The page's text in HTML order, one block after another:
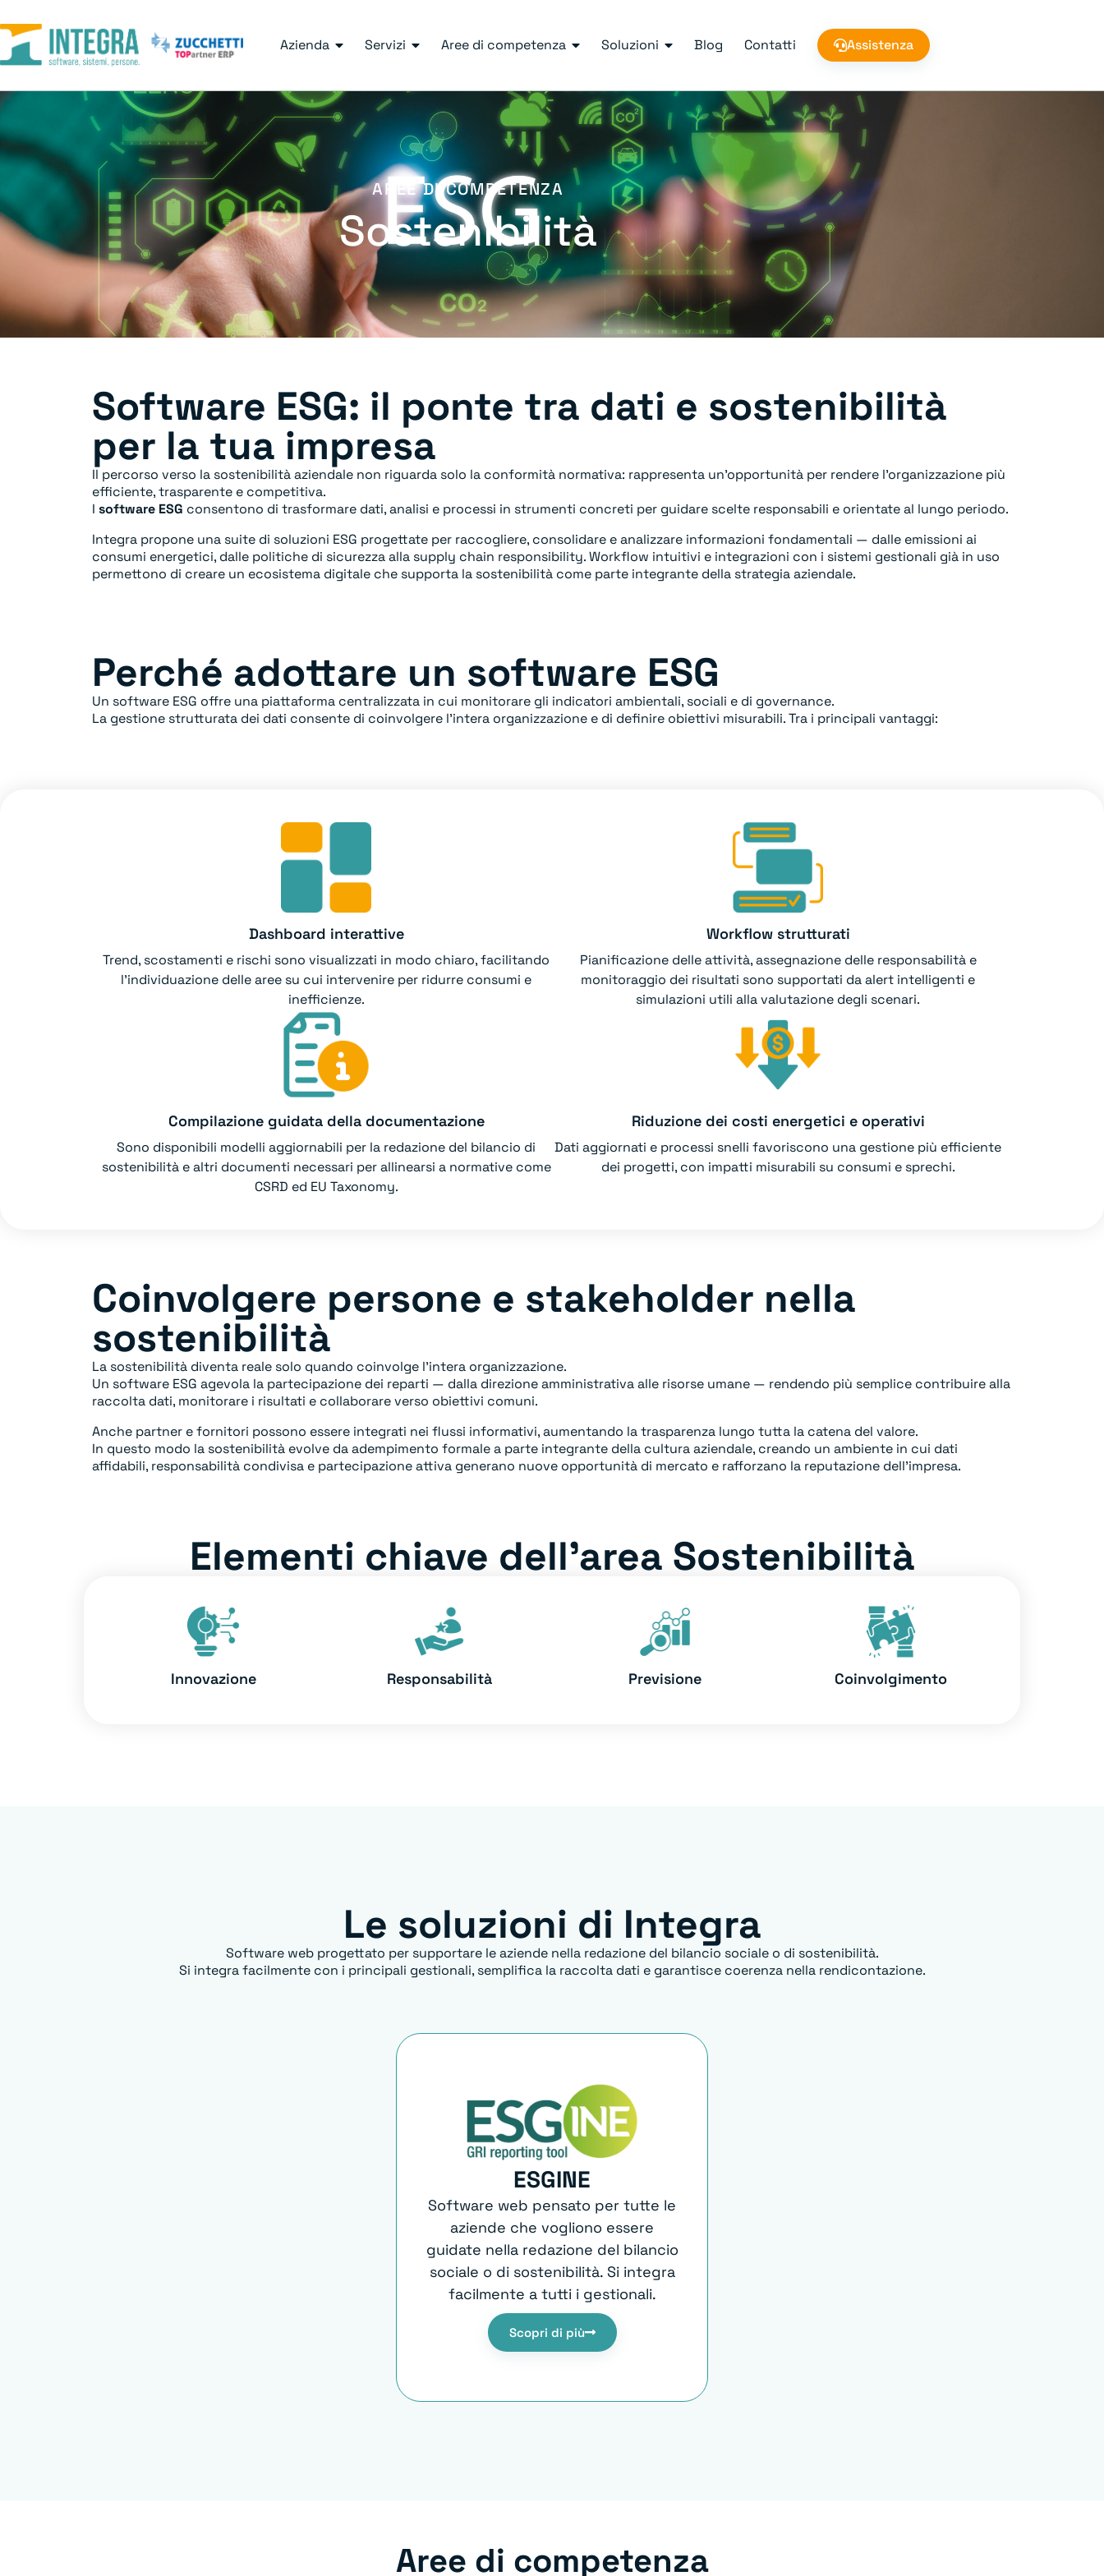
Azienda Servizi Aree di competenza Soluzioni Blog Contatti Assistenza
AREE DI COMPETENZA
Sostenibilità
Software ESG: il ponte tra dati e sostenibilità
per la tua impresa
Il percorso verso la sostenibilità aziendale non riguarda solo la conformità normativa: rappresenta un’opportunità per rendere l’organizzazione più
efficiente, trasparente e competitiva.
I software ESG consentono di trasformare dati, analisi e processi in strumenti concreti per guidare scelte responsabili e orientate al lungo periodo.
Integra propone una suite di soluzioni ESG progettate per raccogliere, consolidare e analizzare informazioni fondamentali — dalle emissioni ai
consumi energetici, dalle politiche di sicurezza alla supply chain responsibility. Workflow intuitivi e integrazioni con i sistemi gestionali già in uso
permettono di creare un ecosistema digitale che supporta la sostenibilità come parte integrante della strategia aziendale.
Perché adottare un software ESG
Un software ESG offre una piattaforma centralizzata in cui monitorare gli indicatori ambientali, sociali e di governance.
La gestione strutturata dei dati consente di coinvolgere l’intera organizzazione e di definire obiettivi misurabili. Tra i principali vantaggi:
Dashboard interattive
Trend, scostamenti e rischi sono visualizzati in modo chiaro, facilitando
l’individuazione delle aree su cui intervenire per ridurre consumi e
inefficienze.
Workflow strutturati
Pianificazione delle attività, assegnazione delle responsabilità e
monitoraggio dei risultati sono supportati da alert intelligenti e
simulazioni utili alla valutazione degli scenari.
Compilazione guidata della documentazione
Sono disponibili modelli aggiornabili per la redazione del bilancio di
sostenibilità e altri documenti necessari per allinearsi a normative come
CSRD ed EU Taxonomy.
Riduzione dei costi energetici e operativi
Dati aggiornati e processi snelli favoriscono una gestione più efficiente
dei progetti, con impatti misurabili su consumi e sprechi.
Coinvolgere persone e stakeholder nella
sostenibilità
La sostenibilità diventa reale solo quando coinvolge l’intera organizzazione.
Un software ESG agevola la partecipazione dei reparti — dalla direzione amministrativa alle risorse umane — rendendo più semplice contribuire alla
raccolta dati, monitorare i risultati e collaborare verso obiettivi comuni.
Anche partner e fornitori possono essere integrati nei flussi informativi, aumentando la trasparenza lungo tutta la catena del valore.
In questo modo la sostenibilità evolve da adempimento formale a parte integrante della cultura aziendale, creando un ambiente in cui dati
affidabili, responsabilità condivisa e partecipazione attiva generano nuove opportunità di mercato e rafforzano la reputazione dell’impresa.
Elementi chiave dell’area Sostenibilità
Innovazione Responsabilità Previsione Coinvolgimento
Le soluzioni di Integra
Software web progettato per supportare le aziende nella redazione del bilancio sociale o di sostenibilità.
Si integra facilmente con i principali gestionali, semplifica la raccolta dati e garantisce coerenza nella rendicontazione.
ESGINE
Software web pensato per tutte le
aziende che vogliono essere
guidate nella redazione del bilancio
sociale o di sostenibilità. Si integra
facilmente a tutti i gestionali.
Scopri di più
Aree di competenza